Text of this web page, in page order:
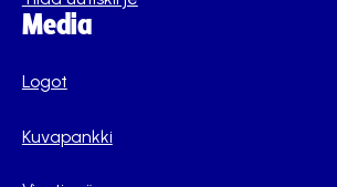
Media
Logot
Kuvapankki